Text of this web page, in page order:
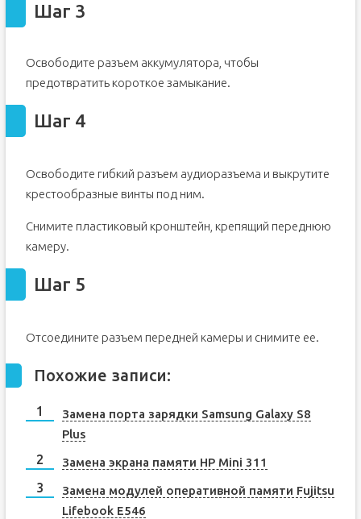
Шаг 3
Освободите разъем аккумулятора, чтобы
предотвратить короткое замыкание.
Шаг 4
Освободите гибкий разъем аудиоразъема и выкрутите
крестообразные винты под ним.
Снимите пластиковый кронштейн, крепящий переднюю
камеру.
Шаг 5
Отсоедините разъем передней камеры и снимите ее.
Похожие записи:
Замена порта зарядки Samsung Galaxy S8
Plus
Замена экрана памяти HP Mini 311
Замена модулей оперативной памяти Fujitsu
Lifebook E546